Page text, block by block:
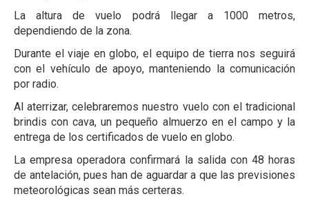
La altura de vuelo podrá llegar a 1000 metros,
dependiendo de la zona.
Durante el viaje en globo, el equipo de tierra nos seguirá
con el vehículo de apoyo, manteniendo la comunicación
por radio.
Al aterrizar, celebraremos nuestro vuelo con el tradicional
brindis con cava, un pequeño almuerzo en el campo y la
entrega de los certificados de vuelo en globo.
La empresa operadora confirmará la salida con 48 horas
de antelación, pues han de aguardar a que las previsiones
meteorológicas sean más certeras.